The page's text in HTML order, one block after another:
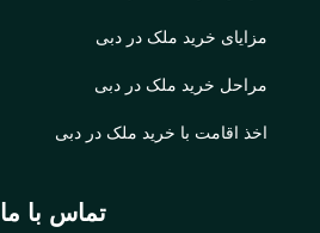
مزایای خرید ملک در دبی
مراحل خرید ملک در دبی
اخذ اقامت با خرید ملک در دبی
تماس با ما